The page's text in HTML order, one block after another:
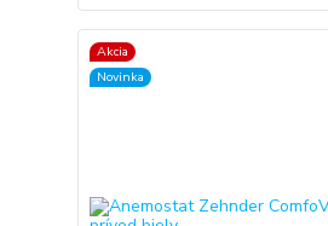
Akcia
Novinka